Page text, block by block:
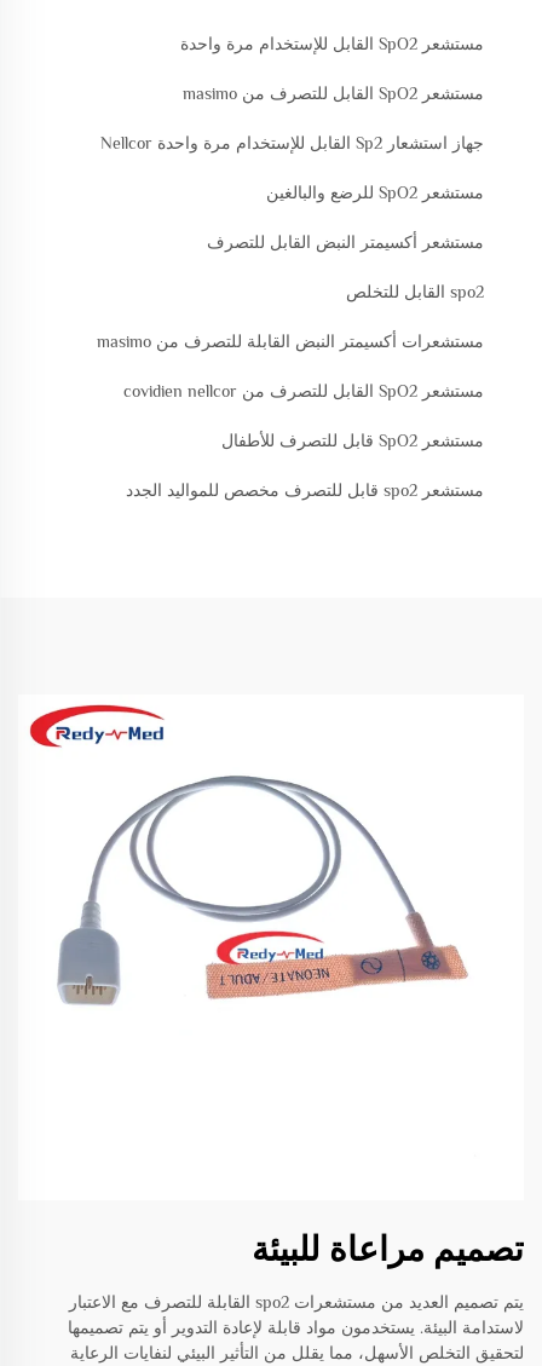
مستشعر SpO2 القابل للإستخدام مرة واحدة
مستشعر SpO2 القابل للتصرف من masimo
جهاز استشعار Sp2 القابل للإستخدام مرة واحدة Nellcor
مستشعر SpO2 للرضع والبالغين
مستشعر أكسيمتر النبض القابل للتصرف
spo2 القابل للتخلص
مستشعرات أكسيمتر النبض القابلة للتصرف من masimo
مستشعر SpO2 القابل للتصرف من covidien nellcor
مستشعر SpO2 قابل للتصرف للأطفال
مستشعر spo2 قابل للتصرف مخصص للمواليد الجدد
تصميم مراعاة للبيئة
يتم تصميم العديد من مستشعرات spo2 القابلة للتصرف مع الاعتبار
لاستدامة البيئة. يستخدمون مواد قابلة لإعادة التدوير أو يتم تصميمها
لتحقيق التخلص الأسهل، مما يقلل من التأثير البيئي لنفايات الرعاية